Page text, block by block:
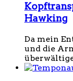
Hawking
Da mein
und die